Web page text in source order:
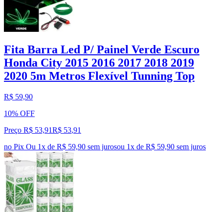
Fita Barra Led P/ Painel Verde Escuro
Honda City 2015 2016 2017 2018 2019
2020 5m Metros Flexível Tunning Top
R$ 59,90
10% OFF
Preço R$ 53,91R$ 53,91
no Pix Ou 1x de R$ 59,90 sem jurosou 1x de R$ 59,90 sem juros